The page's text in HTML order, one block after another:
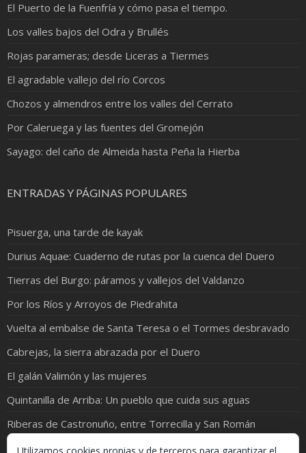
El Puerto de la Fuenfría y cómo pasa el tiempo.
Los valles bajos del Odra y Brullés
Rojas parameras; desde Liceras a Tiermes
El agradable vallejo del río Corcos
Chozos y almendros entre los valles del Cerrato
Por Caleruega y las fuentes del Gromejón
Sayago: del caño de Almeida hasta Peña la Hierba
ENTRADAS Y PÁGINAS POPULARES
Pisuerga, una tarde de kayak
Durius Aquae: Cuaderno de rutas por la cuenca del Duero
Tierras del Burgo: páramos y vallejos del Valdanzo
Por los Ríos y Arroyos de Piedrahita
Vuelta al embalse de Santa Teresa o el Tormes desbravado
Cabrejas, la sierra abrazada por el Duero
El galán Valimón y las mujeres
Quintanilla de Arriba: Un pueblo que cuida sus aguas
Riberas de Castronuño, entre Torrecilla y San Román
El Cea y el Valderaduey ¡juntos en una foto!